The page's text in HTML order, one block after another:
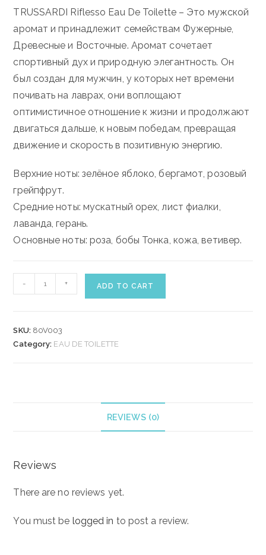
TRUSSARDI Riflesso Eau De Toilette – Это мужской
аромат и принадлежит семействам Фужерные,
Древесные и Восточные. Аромат сочетает
спортивный дух и природную элегантность. Он
был создан для мужчин, у которых нет времени
почивать на лаврах, они воплощают
оптимистичное отношение к жизни и продолжают
двигаться дальше, к новым победам, превращая
движение и скорость в позитивную энергию.
Верхние ноты: зелёное яблоко, бергамот, розовый
грейпфрут.
Средние ноты: мускатный орех, лист фиалки,
лаванда, герань.
Основные ноты: роза, бобы Тонка, кожа, ветивер.
RIFLESSO
- + ADD TO CART
SKU: 80V003
Category: EAU DE TOILETTE
REVIEWS (0)
Reviews
There are no reviews yet.
You must be logged in to post a review.